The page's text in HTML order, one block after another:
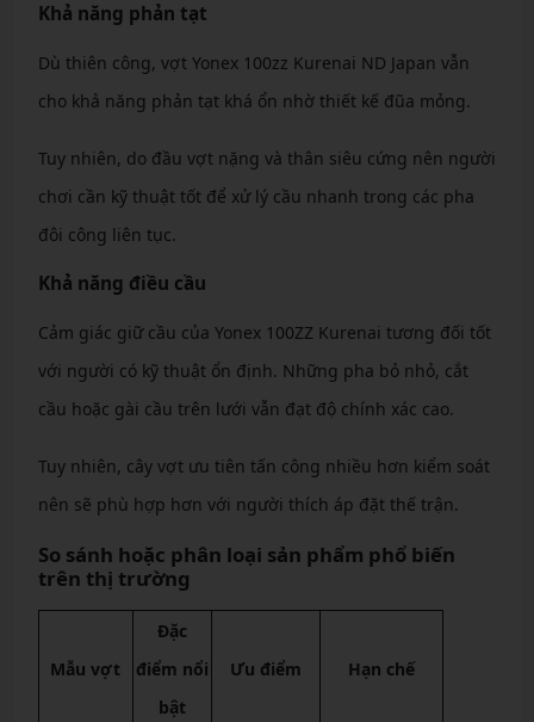
Khả năng phản tạt
Dù thiên công, vợt Yonex 100zz Kurenai ND Japan vẫn
cho khả năng phản tạt khá ổn nhờ thiết kế đũa mỏng.
Tuy nhiên, do đầu vợt nặng và thân siêu cứng nên người
chơi cần kỹ thuật tốt để xử lý cầu nhanh trong các pha
đôi công liên tục.
Khả năng điều cầu
Cảm giác giữ cầu của Yonex 100ZZ Kurenai tương đối tốt
với người có kỹ thuật ổn định. Những pha bỏ nhỏ, cắt
cầu hoặc gài cầu trên lưới vẫn đạt độ chính xác cao.
Tuy nhiên, cây vợt ưu tiên tấn công nhiều hơn kiểm soát
nên sẽ phù hợp hơn với người thích áp đặt thế trận.
So sánh hoặc phân loại sản phẩm phổ biến
trên thị trường
Mẫu vợt
Đặc
điểm nổi
bật
Ưu điểm Hạn chế